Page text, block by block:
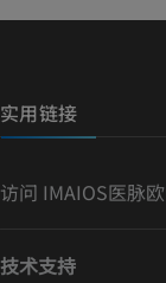
实用链接
访问 IMAIOS医脉欧
技术支持